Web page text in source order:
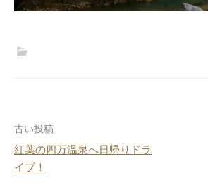
投
稿
古い投稿
紅葉の四万温泉へ日帰りドラ
イブ！